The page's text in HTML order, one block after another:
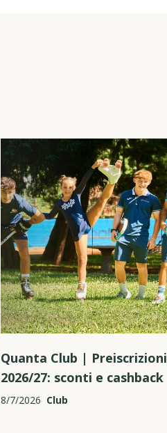
Quanta Club | Preiscrizioni
2026/27: sconti e cashback
8/7/2026 Club